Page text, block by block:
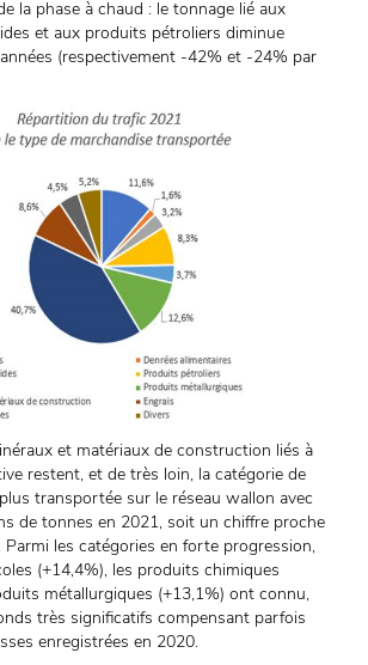
la phase à chaud : le tonnage lié aux
et aux produits pétroliers diminue
(respectivement -42% et -24% par
et matériaux de construction liés à
restent, et de très loin, la catégorie de
transportée sur le réseau wallon avec
de tonnes en 2021, soit un chiffre proche
Parmi les catégories en forte progression,
(+14,4%), les produits chimiques
métallurgiques (+13,1%) ont connu,
très significatifs compensant parfois
enregistrées en 2020.